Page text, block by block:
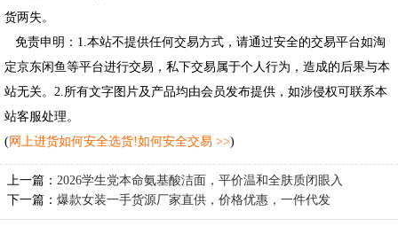
货两失。
免责申明：1.本站不提供任何交易方式，请通过安全的交易平台如淘
定京东闲鱼等平台进行交易，私下交易属于个人行为，造成的后果与本
站无关。2.所有文字图片及产品均由会员发布提供，如涉侵权可联系本
站客服处理。
(网上进货如何安全选货!如何安全交易 >>)
上一篇： 2026学生党本命氨基酸洁面，平价温和全肤质闭眼入
下一篇： 爆款女装一手货源厂家直供，价格优惠，一件代发